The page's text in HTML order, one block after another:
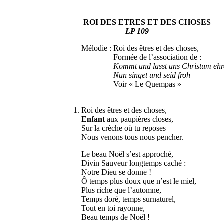
ROI DES ETRES ET DES CHOSES
LP 109
Mélodie : Roi des êtres et des choses,
Formée de l’association de :
Kommt und lasst uns Christum
Nun singet und seid froh
Voir « Le Quempas »
1. Roi des êtres et des choses,
Enfant aux paupières closes,
Sur la crèche où tu reposes
Nous venons tous nous pencher.
Le beau Noël s’est approché,
Divin Sauveur longtemps caché :
Notre Dieu se donne !
Ô temps plus doux que n’est le miel,
Plus riche que l’automne,
Temps doré, temps surnaturel,
Tout en toi rayonne,
Beau temps de Noël !